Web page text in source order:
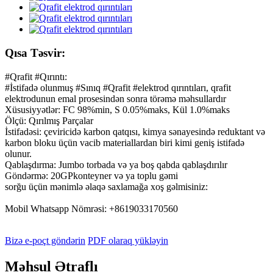
Qısa Təsvir:
#Qrafit #Qırıntı:
#İstifadə olunmuş #Sınıq #Qrafit #elektrod qırıntıları, qrafit
elektrodunun emal prosesindən sonra törəmə məhsullardır
Xüsusiyyətlər: FC 98%min, S 0.05%maks, Kül 1.0%maks
Ölçü: Qırılmış Parçalar
İstifadəsi: çeviricidə karbon qatqısı, kimya sənayesində reduktant və
karbon bloku üçün vacib materiallardan biri kimi geniş istifadə
olunur.
Qablaşdırma: Jumbo torbada və ya boş qabda qablaşdırılır
Göndərmə: 20GPkonteyner və ya toplu gəmi
sorğu üçün mənimlə əlaqə saxlamağa xoş gəlmisiniz:
Mobil Whatsapp Nömrəsi: +8619033170560
Bizə e-poçt göndərin PDF olaraq yükləyin
Məhsul Ətraflı